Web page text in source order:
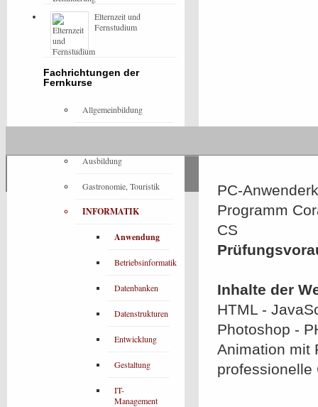
PC-
Programm
CS
Inhalte der
HTML -
Photoshop -
Animation mit
professionelle
Elternzeit und
Fernstudium
Fachrichtungen der
Fernkurse
Allgemeinbildung
Ausbildung
Gastronomie, Touristik
INFORMATIK
Anwendung
Betriebsinformatik
Datenbanken
Datenstrukturen
Entwicklung
Gestaltung
IT-
Management